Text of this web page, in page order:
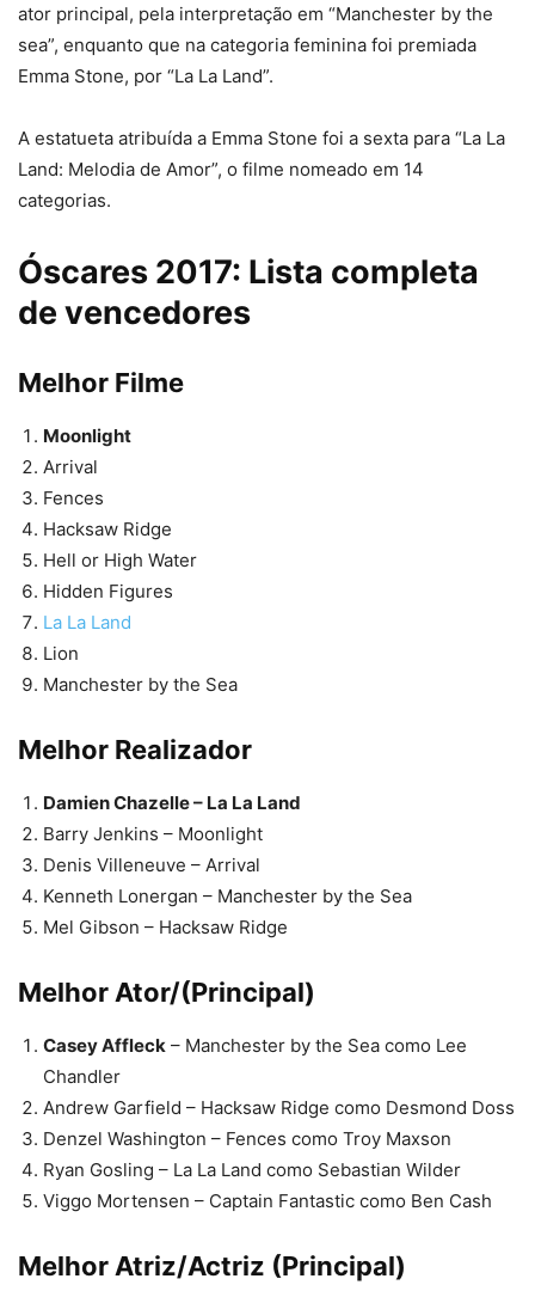
ator principal, pela interpretação em “Manchester by the
sea”, enquanto que na categoria feminina foi premiada
Emma Stone, por “La La Land”.
A estatueta atribuída a Emma Stone foi a sexta para “La La
Land: Melodia de Amor”, o filme nomeado em 14
categorias.
Óscares 2017: Lista completa
de vencedores
Melhor Filme
Moonlight
Arrival
Fences
Hacksaw Ridge
Hell or High Water
Hidden Figures
La La Land
Lion
Manchester by the Sea
Melhor Realizador
Damien Chazelle – La La Land
Barry Jenkins – Moonlight
Denis Villeneuve – Arrival
Kenneth Lonergan – Manchester by the Sea
Mel Gibson – Hacksaw Ridge
Melhor Ator/(Principal)
Casey Affleck – Manchester by the Sea como Lee
Chandler
Andrew Garfield – Hacksaw Ridge como Desmond Doss
Denzel Washington – Fences como Troy Maxson
Ryan Gosling – La La Land como Sebastian Wilder
Viggo Mortensen – Captain Fantastic como Ben Cash
Melhor Atriz/Actriz (Principal)